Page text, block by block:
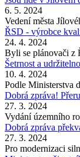
6. 5. 2024
Vedení města
ŘSD - výrobce
24. 4. 2024
Byli se plánovači z
Šetrnost a
10. 4. 2024
Podle Ministerstva
Dobrá zpráva!
27. 3. 2024
Vydání územního
Dobrá zpráva
27. 3. 2024
Pro modernizaci